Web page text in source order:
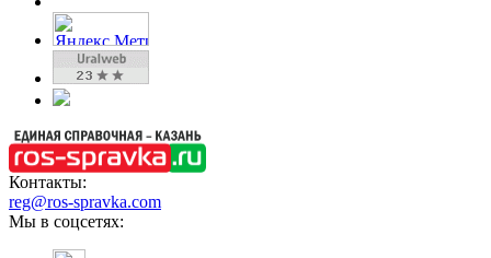
Контакты:
reg@ros-spravka.com
Мы в соцсетях: